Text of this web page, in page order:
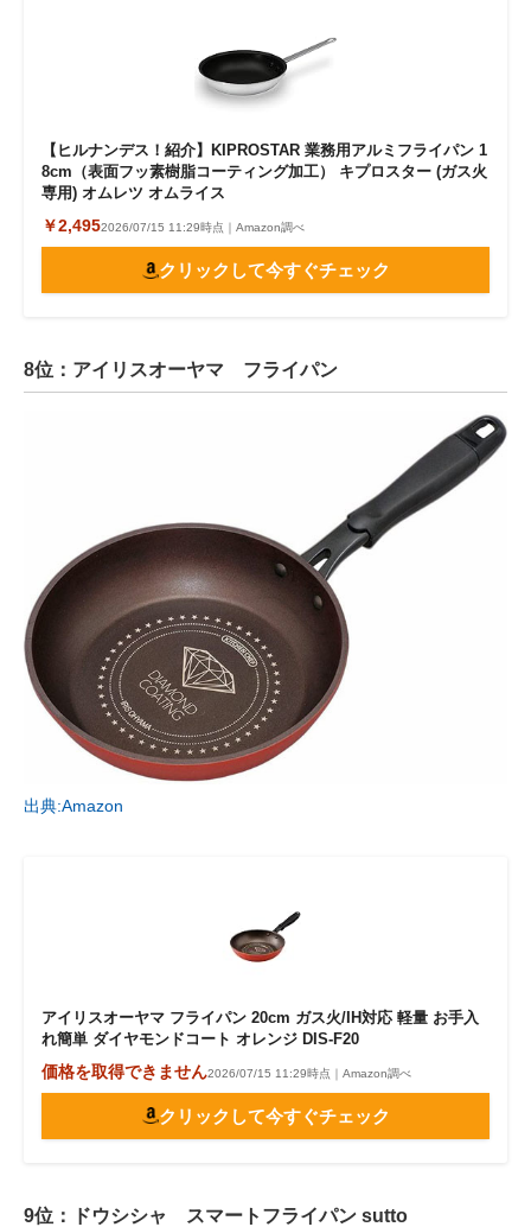
【ヒルナンデス！紹介】KIPROSTAR 業務用アルミフライパン 1
8cm（表面フッ素樹脂コーティング加工） キプロスター (ガス火
専用) オムレツ オムライス
￥2,4952026/07/15 11:29時点｜Amazon調べ
クリックして今すぐチェック
8位：アイリスオーヤマ フライパン
出典:Amazon
アイリスオーヤマ フライパン 20cm ガス火/IH対応 軽量 お手入
れ簡単 ダイヤモンドコート オレンジ DIS-F20
価格を取得できません2026/07/15 11:29時点｜Amazon調べ
クリックして今すぐチェック
9位：ドウシシャ スマートフライパン sutto